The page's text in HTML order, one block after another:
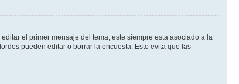
el primer mensaje del tema; este siempre esta asociado a la
pueden editar o borrar la encuesta. Esto evita que las